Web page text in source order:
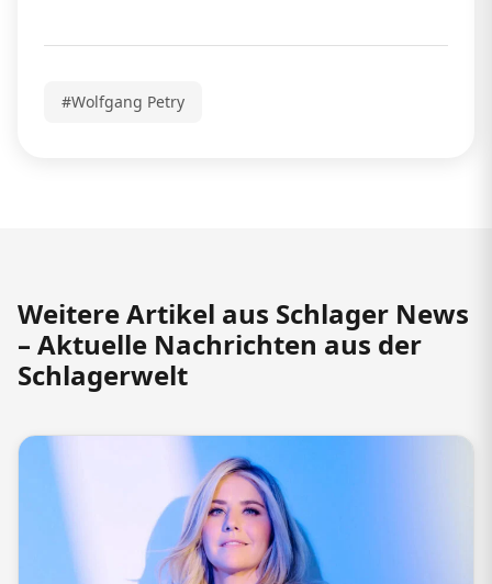
#Wolfgang Petry
Weitere Artikel aus Schlager News
– Aktuelle Nachrichten aus der
Schlagerwelt